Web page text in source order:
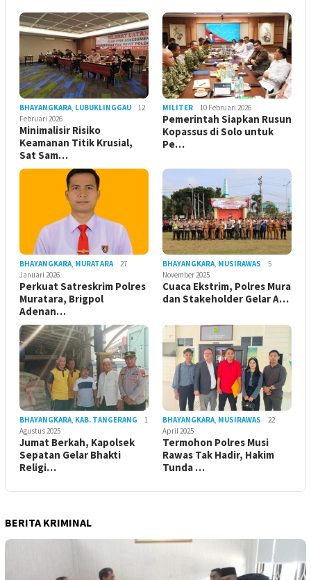
BHAYANGKARA, LUBUKLINGGAU
12
Februari 2026
Minimalisir Risiko
Keamanan Titik Krusial,
Sat Sam…
MILITER 10 Februari 2026
Pemerintah Siapkan Rusun
Kopassus di Solo untuk
Pe…
BHAYANGKARA, MURATARA
27
Januari 2026
Perkuat Satreskrim Polres
Muratara, Brigpol
Adenan…
BHAYANGKARA, MUSIRAWAS
5
November 2025
Cuaca Ekstrim, Polres Mura
dan Stakeholder Gelar A…
BHAYANGKARA, KAB. TANGERANG
1
Agustus 2025
Jumat Berkah, Kapolsek
Sepatan Gelar Bhakti
Religi…
BHAYANGKARA, MUSIRAWAS
22
April 2025
Termohon Polres Musi
Rawas Tak Hadir, Hakim
Tunda …
BERITA KRIMINAL